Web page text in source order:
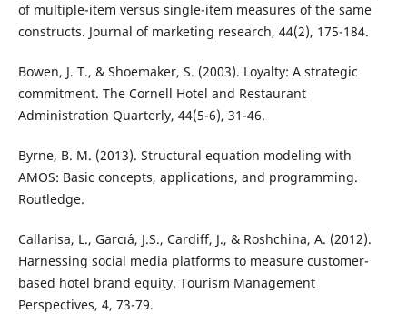
of multiple-item versus single-item measures of the same
constructs. Journal of marketing research, 44(2), 175-184.
Bowen, J. T., & Shoemaker, S. (2003). Loyalty: A strategic
commitment. The Cornell Hotel and Restaurant
Administration Quarterly, 44(5-6), 31-46.
Byrne, B. M. (2013). Structural equation modeling with
AMOS: Basic concepts, applications, and programming.
Routledge.
Callarisa, L., Garcı´a, J.S., Cardiff, J., & Roshchina, A. (2012).
Harnessing social media platforms to measure customer-
based hotel brand equity. Tourism Management
Perspectives, 4, 73-79.